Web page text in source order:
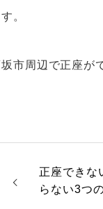
。
市周辺で正座が
正座できな
らない3つ